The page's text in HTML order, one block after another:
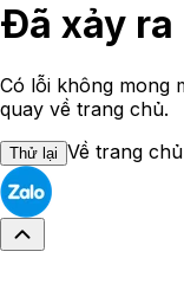
Đã xảy ra
Có lỗi không mong
quay về trang chủ.
Thử lại Về trang chủ